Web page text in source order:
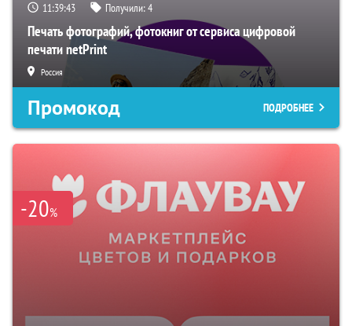
11:39:42 Получили:4
Печать фотографий, фотокниг от сервиса цифровой
печати netPrint
Россия
Промокод ПОДРОБНЕЕ
-20%